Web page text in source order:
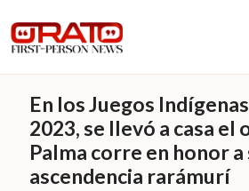
En los Juegos
2023, se llevó a casa el
Palma corre en honor a
ascendencia rarámurí